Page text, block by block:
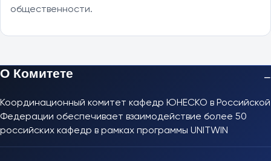
общественности.
О Комитете −
Координационный комитет кафедр ЮНЕСКО в Российской
Федерации обеспечивает взаимодействие более 50
российских кафедр в рамках программы UNITWIN